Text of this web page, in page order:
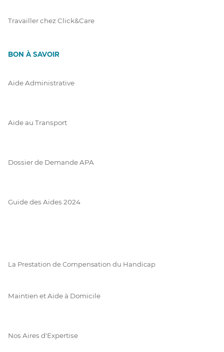
Travailler chez Click&Care
BON À SAVOIR
Aide Administrative
Aide au Transport
Dossier de Demande APA
Guide des Aides 2024
La Prestation de Compensation du Handicap
Maintien et Aide à Domicile
Nos Aires d'Expertise